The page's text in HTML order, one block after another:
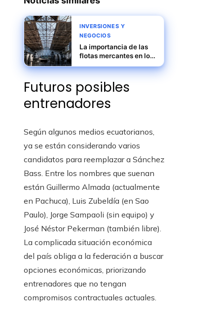
INVERSIONES Y
NEGOCIOS
La importancia de las
flotas mercantes en los
imperios antes de la
Revolución Industrial
Futuros posibles
entrenadores
Según algunos medios ecuatorianos,
ya se están considerando varios
candidatos para reemplazar a Sánchez
Bass. Entre los nombres que suenan
están Guillermo Almada (actualmente
en Pachuca), Luis Zubeldía (en Sao
Paulo), Jorge Sampaoli (sin equipo) y
José Néstor Pekerman (también libre).
La complicada situación económica
del país obliga a la federación a buscar
opciones económicas, priorizando
entrenadores que no tengan
compromisos contractuales actuales.